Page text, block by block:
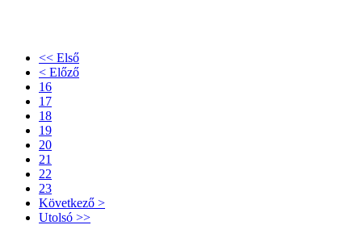
<< Első
< Előző
16
17
18
19
20
21
22
23
Következő >
Utolsó >>